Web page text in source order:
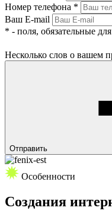
Номер телефона *
Ваш E-mail
* - поля, обязательные
Несколько слов о вашем
Отправить
Особенности
Создания